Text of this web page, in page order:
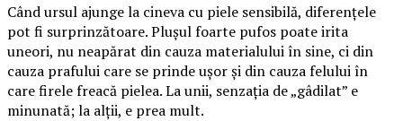
Când ursul ajunge la cineva cu piele sensibilă, diferențele
pot fi surprinzătoare. Plușul foarte pufos poate irita
uneori, nu neapărat din cauza materialului în sine, ci din
cauza prafului care se prinde ușor și din cauza felului în
care firele freacă pielea. La unii, senzația de „gâdilat” e
minunată; la alții, e prea mult.